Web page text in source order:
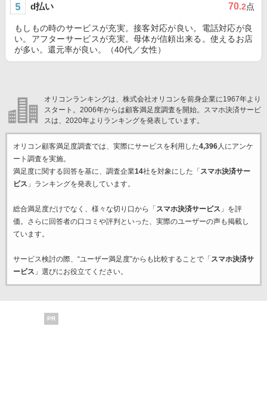
d払い 70.2点
もしもの時のサービスが充実。接客対応が良い。電話対応が良
い。アフターサービスが充実。母体が信頼出来る。使えるお店
が多い。還元率が良い。（40代／女性）
オリコンランキングは、株式会社オリコンを前身企業に1967年より
スタート。2006年からは顧客満足度調査を開始。スマホ決済サービ
スは、2020年よりランキングを発表しています。
オリコン顧客満足度調査では、実際にサービスを利用した4,396人にアンケ
ート調査を実施。
満足度に関する回答を基に、調査企業14社を対象にした「 スマホ決済サー
ビス 」ランキングを発表しています。
総合満足度だけでなく、様々な切り口から「 スマホ決済サービス 」を評
価。さらに回答者の口コミや評判といった、実際のユーザーの声も掲載し
ています。
サービス検討の際、“ユーザー満足度”からも比較することで「 スマホ決済サ
ービス 」選びにお役立てください。
PR